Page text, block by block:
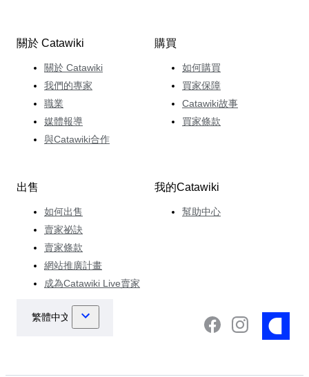
關於 Catawiki
關於 Catawiki
我們的專家
職業
媒體報導
與Catawiki合作
購買
如何購買
買家保障
Catawiki故事
買家條款
出售
如何出售
賣家祕訣
賣家條款
網站推廣計畫
成為Catawiki Live賣家
我的Catawiki
幫助中心